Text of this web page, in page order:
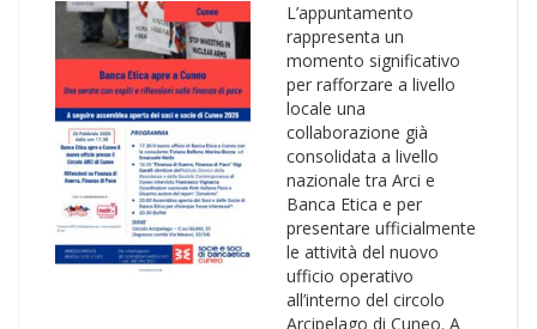
L’appuntamento
rappresenta un
momento significativo
per rafforzare a livello
locale una
collaborazione già
consolidata a livello
nazionale tra Arci e
Banca Etica e per
presentare ufficialmente
le attività del nuovo
ufficio operativo
all’interno del circolo
Arcipelago di Cuneo. A